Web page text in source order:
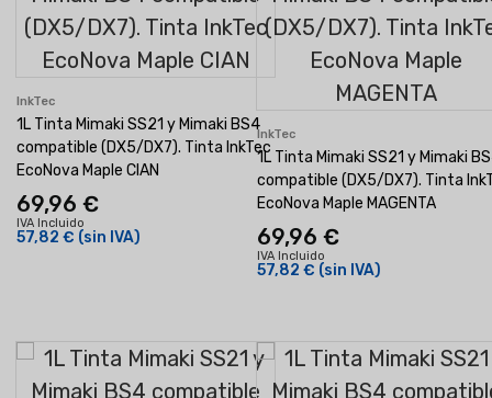
InkTec
1L Tinta Mimaki SS21 y Mimaki BS4
compatible (DX5/DX7). Tinta InkTec
EcoNova Maple CIAN
69,96 €
IVA Incluido
57,82 € (sin IVA)
InkTec
1L Tinta Mimaki SS21 y Mimaki
compatible (DX5/DX7). Tinta
EcoNova Maple MAGENTA
69,96 €
IVA Incluido
57,82 € (sin IVA)